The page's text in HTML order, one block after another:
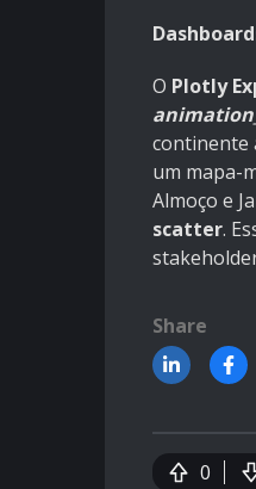
O Plotly
continente
um mapa-
Almoço e
scatter.
Share
0